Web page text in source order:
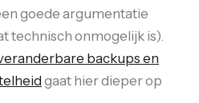
goede argumentatie
technisch onmogelijk is).
backups en
gaat hier dieper op